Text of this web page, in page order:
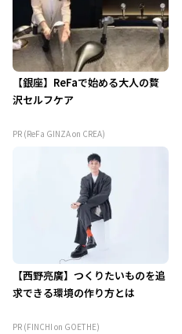
【銀座】ReFaで始める大人の贅
沢セルフケア
PR (ReFa GINZA on CREA)
【西野亮廣】つくりたいものを追
求できる環境の作り方とは
PR (FINCHI on GOETHE)